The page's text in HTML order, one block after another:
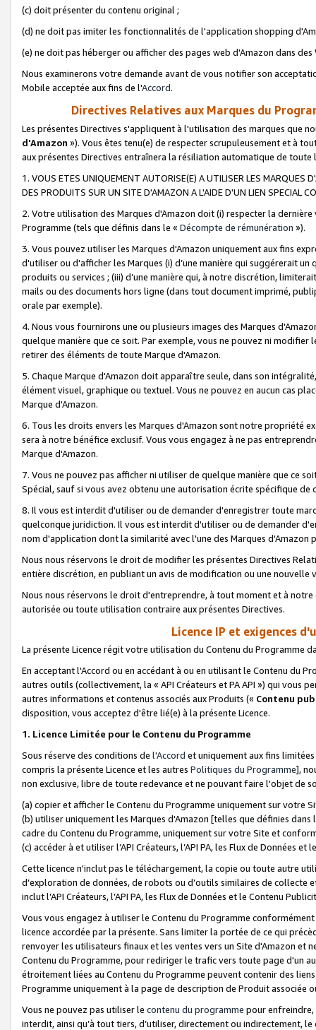
(c) doit présenter du contenu original ;
(d) ne doit pas imiter les fonctionnalités de l'application shopping
(e) ne doit pas héberger ou afficher des pages web d'Amazon dans
Nous examinerons votre demande avant de vous notifier son
Mobile acceptée aux fins de l'Accord.
Directives Relatives aux Marques du
Les présentes Directives s'appliquent à l'utilisation des marques que
d'Amazon »). Vous êtes tenu(e) de respecter scrupuleusement et à
aux présentes Directives entraînera la résiliation automatique de
1. VOUS ETES UNIQUEMENT AUTORISE(E) A UTILISER LES MARQUES
DES PRODUITS SUR UN SITE D'AMAZON A L'AIDE D'UN LIEN SPECIAL
2. Votre utilisation des Marques d'Amazon doit (i) respecter la
Programme (tels que définis dans le « Décompte de rémunération »).
3. Vous pouvez utiliser les Marques d'Amazon uniquement aux fins
d'utiliser ou d'afficher les Marques (i) d’une manière qui suggérerait
produits ou services ; (iii) d’une manière qui, à notre discrétion,
mails ou des documents hors ligne (dans tout document imprimé,
orale par exemple).
4. Nous vous fournirons une ou plusieurs images des Marques
quelque manière que ce soit. Par exemple, vous ne pouvez ni
retirer des éléments de toute Marque d'Amazon.
5. Chaque Marque d'Amazon doit apparaître seule, dans son
élément visuel, graphique ou textuel. Vous ne pouvez en aucun cas
Marque d'Amazon.
6. Tous les droits envers les Marques d'Amazon sont notre propriété
sera à notre bénéfice exclusif. Vous vous engagez à ne pas
Marque d'Amazon.
7. Vous ne pouvez pas afficher ni utiliser de quelque manière que ce
Spécial, sauf si vous avez obtenu une autorisation écrite spécifique de
8. Il vous est interdit d'utiliser ou de demander d'enregistrer toute
quelconque juridiction. Il vous est interdit d'utiliser ou de demander
nom d'application dont la similarité avec l'une des Marques
Nous nous réservons le droit de modifier les présentes Directives
entière discrétion, en publiant un avis de modification ou une nouvelle
Nous nous réservons le droit d'entreprendre, à tout moment et à
autorisée ou toute utilisation contraire aux présentes Directives.
Licence IP et exigences
La présente Licence régit votre utilisation du Contenu du Programme
En acceptant l'Accord ou en accédant à ou en utilisant le Contenu du
autres outils (collectivement, la « API Créateurs et PA API ») qui vous
autres informations et contenus associés aux Produits (« Contenu
disposition, vous acceptez d'être lié(e) à la présente Licence.
1. Licence Limitée pour le Contenu du Programme
Sous réserve des conditions de l'Accord et uniquement aux fins
compris la présente Licence et les autres Politiques du Programme],
non exclusive, libre de toute redevance et ne pouvant faire l'objet de
(a) copier et afficher le Contenu du Programme uniquement sur votre
(b) utiliser uniquement les Marques d'Amazon [telles que définies dans
cadre du Contenu du Programme, uniquement sur votre Site et
(c) accéder à et utiliser l’API Créateurs, l’API PA, les Flux de Données
Cette licence n'inclut pas le téléchargement, la copie ou toute autre
d’exploration de données, de robots ou d’outils similaires de
inclut l’API Créateurs, l’API PA, les Flux de Données et le Contenu
Vous vous engagez à utiliser le Contenu du Programme
licence accordée par la présente. Sans limiter la portée de ce qui
renvoyer les utilisateurs finaux et les ventes vers un Site d'Amazon et
Contenu du Programme, pour rediriger le trafic vers toute page d'un
étroitement liées au Contenu du Programme peuvent contenir des
Programme uniquement à la page de description de Produit associée
Vous ne pouvez pas utiliser le contenu du programme pour
interdit, ainsi qu’à tout tiers, d’utiliser, directement ou indirectement,